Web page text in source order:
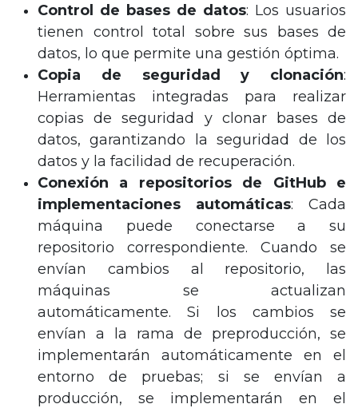
Control de bases de datos: Los usuarios
tienen control total sobre sus bases de
datos, lo que permite una gestión óptima.
Copia de seguridad y clonación:
Herramientas integradas para realizar
copias de seguridad y clonar bases de
datos, garantizando la seguridad de los
datos y la facilidad de recuperación.
Conexión a repositorios de GitHub e
implementaciones automáticas: Cada
máquina puede conectarse a su
repositorio correspondiente. Cuando se
envían cambios al repositorio, las
máquinas se actualizan
automáticamente. Si los cambios se
envían a la rama de preproducción, se
implementarán automáticamente en el
entorno de pruebas; si se envían a
producción, se implementarán en el